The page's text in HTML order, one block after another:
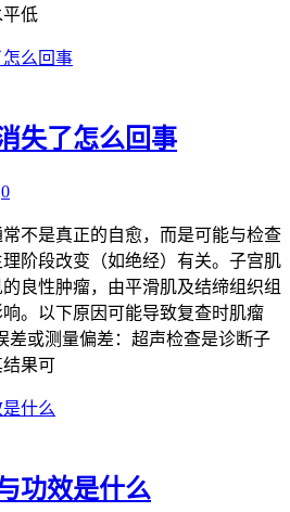
低
失了怎么回事
0
不是真正的自愈，而是可能与检查
阶段改变（如绝经）有关。子宫肌
良性肿瘤，由平滑肌及结缔组织组
。以下原因可能导致复查时肌瘤
差或测量偏差：超声检查是诊断子
果可
功效是什么